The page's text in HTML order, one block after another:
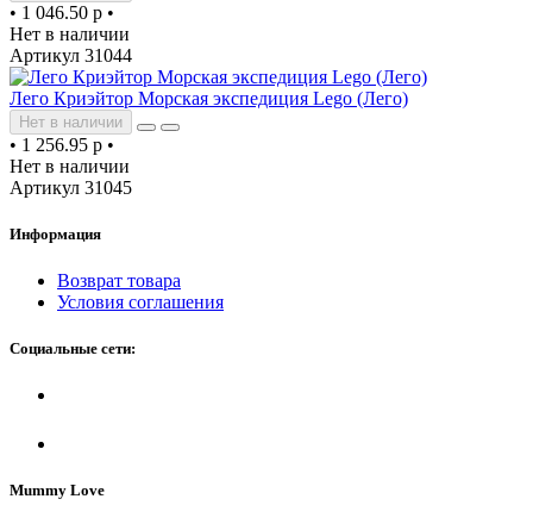
• 1 046.50 р •
Нет в наличии
Артикул 31044
Лего Криэйтор Морская экспедиция Lego (Лего)
Нет в наличии
• 1 256.95 р •
Нет в наличии
Артикул 31045
Информация
Возврат товара
Условия соглашения
Социальные сети:
Mummy Love